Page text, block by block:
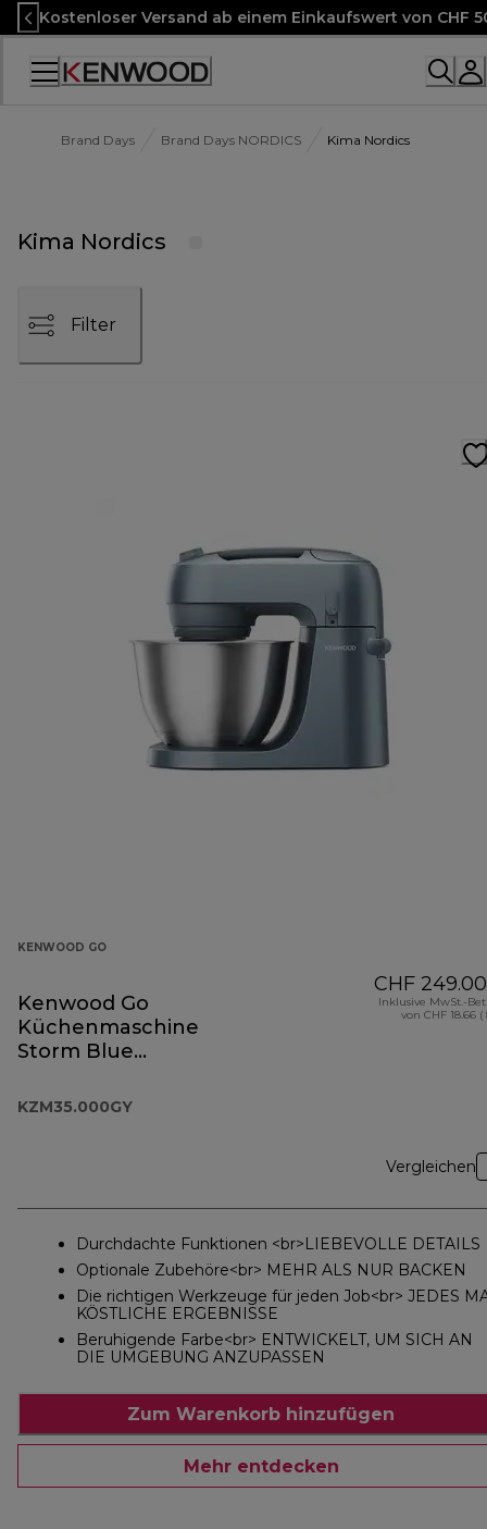
Skip
to
Content
Kostenloser Versand ab einem Einkaufswert von CHF
Accessibility
Brand Days Brand Days NORDICS Kima Nordics
Kima Nordics
Filter
KENWOOD GO
Kenwood Go
Küchenmaschine
Storm Blue
KZM35.000GY
CHF 249.00
Inklusive MwSt.-
von CHF 18.66 (
Vergleichen
Durchdachte Funktionen <br>LIEBEVOLLE DETAILS
Optionale Zubehöre<br> MEHR ALS NUR BACKEN
Die richtigen Werkzeuge für jeden Job<br> JEDES
KÖSTLICHE ERGEBNISSE
Beruhigende Farbe<br> ENTWICKELT, UM SICH AN
DIE UMGEBUNG ANZUPASSEN
Zum Warenkorb hinzufügen
Mehr entdecken